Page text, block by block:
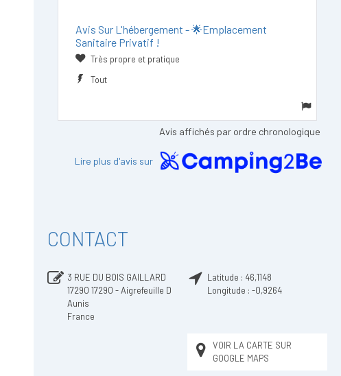
Avis Sur L'hébergement - 🌟Emplacement
Sanitaire Privatif !
Très propre et pratique
Tout
Avis affichés par ordre chronologique
Lire plus d'avis sur
CONTACT
3 RUE DU BOIS GAILLARD
17290 17290 - Aigrefeuille D
Aunis
France
Latitude : 46,1148
Longitude : -0,9264
VOIR LA CARTE SUR
GOOGLE MAPS